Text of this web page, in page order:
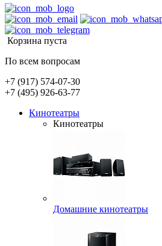
Корзина пуста
По всем вопросам
+7 (917) 574-07-30
+7 (495) 926-63-77
Кинотеатры
Кинотеатры
Домашние кинотеатры